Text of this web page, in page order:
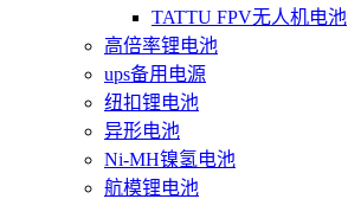
TATTU FPV无人机电池
高倍率锂电池
ups备用电源
纽扣锂电池
异形电池
Ni-MH镍氢电池
航模锂电池